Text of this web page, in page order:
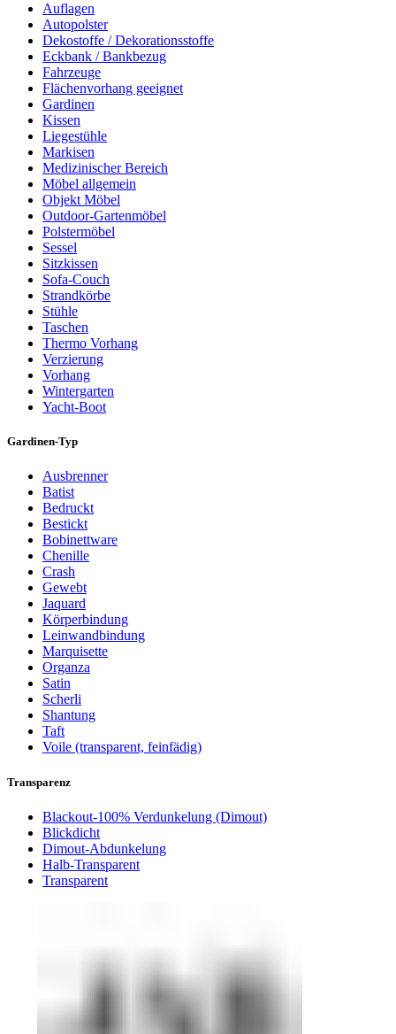
Auflagen
Autopolster
Dekostoffe / Dekorationsstoffe
Eckbank / Bankbezug
Fahrzeuge
Flächenvorhang geeignet
Gardinen
Kissen
Liegestühle
Markisen
Medizinischer Bereich
Möbel allgemein
Objekt Möbel
Outdoor-Gartenmöbel
Polstermöbel
Sessel
Sitzkissen
Sofa-Couch
Strandkörbe
Stühle
Taschen
Thermo Vorhang
Verzierung
Vorhang
Wintergarten
Yacht-Boot
Gardinen-Typ
Ausbrenner
Batist
Bedruckt
Bestickt
Bobinettware
Chenille
Crash
Gewebt
Jaquard
Körperbindung
Leinwandbindung
Marquisette
Organza
Satin
Scherli
Shantung
Taft
Voile (transparent, feinfädig)
Transparenz
Blackout-100% Verdunkelung (Dimout)
Blickdicht
Dimout-Abdunkelung
Halb-Transparent
Transparent